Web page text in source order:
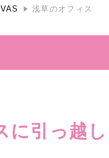
浅草のオフィス
に引っ越